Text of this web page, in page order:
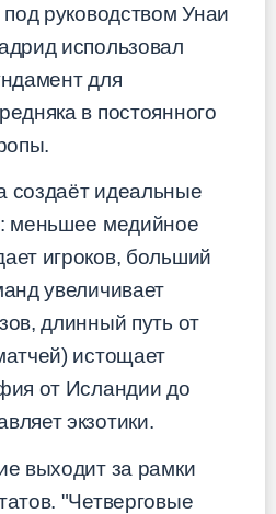
руководством Унаи
использовал
для
в постоянного
создаёт идеальные
меньшее медийное
игроков, больший
увеличивает
длинный путь от
истощает
от Исландии до
экзотики.
выходит за рамки
"Четверговые